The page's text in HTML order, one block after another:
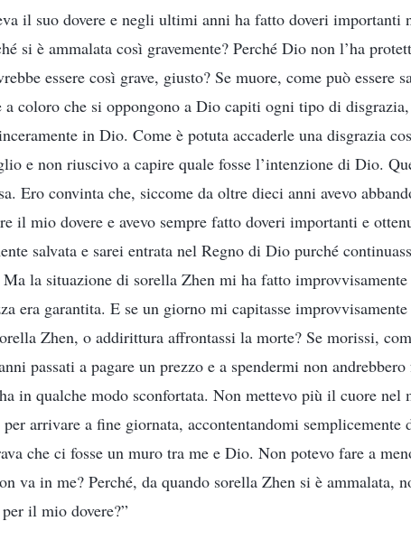
il suo dovere e negli ultimi anni ha fatto doveri importanti
si è ammalata così gravemente? Perché Dio non l’ha
essere così grave, giusto? Se muore, come può essere
a coloro che si oppongono a Dio capiti ogni tipo di
in Dio. Come è potuta accaderle una disgrazia
e non riuscivo a capire quale fosse l’intenzione di Dio.
Ero convinta che, siccome da oltre dieci anni avevo
il mio dovere e avevo sempre fatto doveri importanti e
salvata e sarei entrata nel Regno di Dio purché
la situazione di sorella Zhen mi ha fatto
era garantita. E se un giorno mi capitasse
Zhen, o addirittura affrontassi la morte? Se morissi,
passati a pagare un prezzo e a spendermi non
in qualche modo sconfortata. Non mettevo più il cuore nel
arrivare a fine giornata, accontentandomi semplicemente
che ci fosse un muro tra me e Dio. Non potevo fare a
va in me? Perché, da quando sorella Zhen si è ammalata,
il mio dovere?”